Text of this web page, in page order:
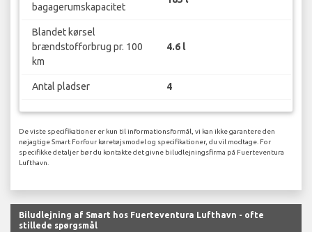
bagagerumskapacitet
Blandet kørsel
brændstofforbrug pr. 100
km
4.6 l
Antal pladser 4
De viste specifikationer er kun til informationsformål, vi kan ikke garantere den
nøjagtige Smart Forfour køretøjsmodel og specifikationer, du vil modtage. For
specifikke detaljer bør du kontakte det givne biludlejningsfirma på Fuerteventura
Lufthavn.
Biludlejning af Smart hos Fuerteventura Lufthavn - ofte
stillede spørgsmål